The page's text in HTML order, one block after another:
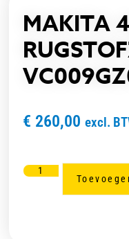
MAKITA
€ 260,00 excl.